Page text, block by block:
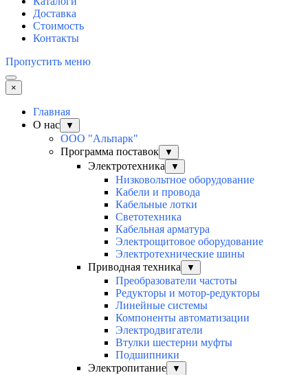
Доставка
Стоимость
Контакты
Пропустить меню
×
Главная
О нас
▼
ООО "Альпарк"
Программа поставок
▼
Электротехника ▼
Низковольтное оборудование
Кабели и провода
Кабельные лотки
Светотехника
Кабельная арматура
Электрощитовое оборудование
Электротехнические шины
Приводная техника
▼
Преобразователи частоты
Редукторы и мотор-редукторы
Линейные системы
Компоненты автоматизации
Электродвигатели
Втулки шестерни муфты
Подшипники
Электропитание
▼